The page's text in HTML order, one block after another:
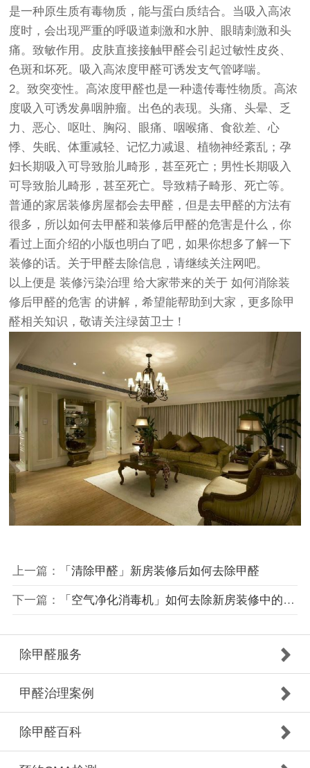
是一种原生质有毒物质，能与蛋白质结合。当吸入高浓
度时，会出现严重的呼吸道刺激和水肿、眼睛刺激和头
痛。致敏作用。皮肤直接接触甲醛会引起过敏性皮炎、
色斑和坏死。吸入高浓度甲醛可诱发支气管哮喘。
2。致突变性。高浓度甲醛也是一种遗传毒性物质。高浓
度吸入可诱发鼻咽肿瘤。出色的表现。头痛、头晕、乏
力、恶心、呕吐、胸闷、眼痛、咽喉痛、食欲差、心
悸、失眠、体重减轻、记忆力减退、植物神经紊乱；孕
妇长期吸入可导致胎儿畸形，甚至死亡；男性长期吸入
可导致胎儿畸形，甚至死亡。导致精子畸形、死亡等。
普通的家居装修房屋都会去甲醛，但是去甲醛的方法有
很多，所以如何去甲醛和装修后甲醛的危害是什么，你
看过上面介绍的小版也明白了吧，如果你想多了解一下
装修的话。关于甲醛去除信息，请继续关注网吧。
以上便是装修污染治理 给大家带来的关于如何消除装
修后甲醛的危害 的讲解，希望能帮助到大家，更多除甲
醛相关知识，敬请关注绿茵卫士 ！
上一篇： 「清除甲醛」新房装修后如何去除甲醛
下一篇： 「空气净化消毒机」如何去除新房装修中的甲醛？新房子的装修能住多久？
除甲醛服务
甲醛治理案例
除甲醛百科